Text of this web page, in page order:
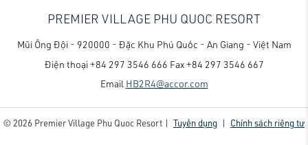
PREMIER VILLAGE PHU QUOC RESORT
Mũi Ông Đội - 920000 - Đặc Khu Phú Quốc - An Giang - Việt Nam
Điện thoại+84 297 3546 666 Fax+84 297 3546 667
Email HB2R4@accor.com
© 2026 Premier Village Phu Quoc Resort | Tuyển dụng | Chính sách riêng tư